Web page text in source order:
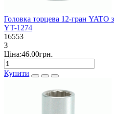
Головка торцева 12-гран
YT-1274
16553
3
Ціна:46.00грн.
Купити